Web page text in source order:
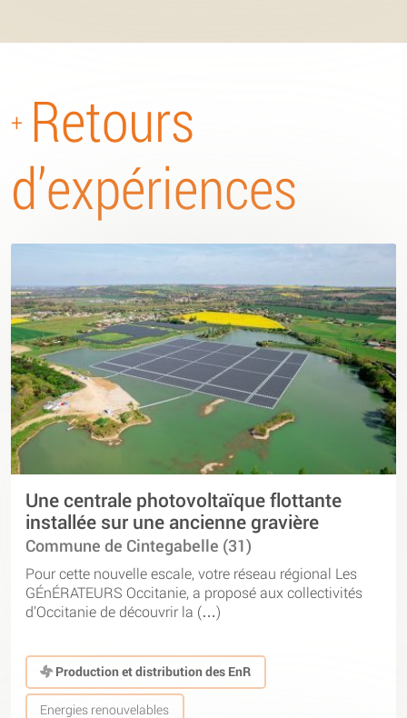
+ Retours
d’expériences
Une centrale photovoltaïque flottante
installée sur une ancienne gravière
Commune de Cintegabelle (31)
Pour cette nouvelle escale, votre réseau régional Les
GÉnÉRATEURS Occitanie, a proposé aux collectivités
d’Occitanie de découvrir la (…)
Production et distribution des EnR
Energies renouvelables